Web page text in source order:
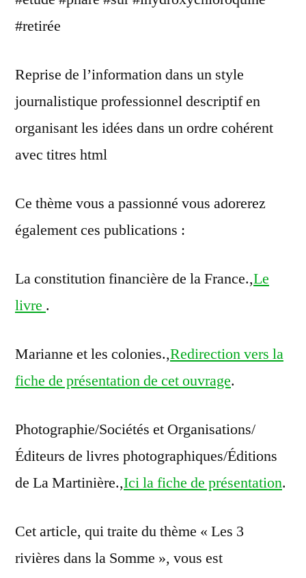
#retirée
Reprise de l’information dans un style
journalistique professionnel descriptif en
organisant les idées dans un ordre cohérent
avec titres html
Ce thème vous a passionné vous adorerez
également ces publications :
La constitution financière de la France.,Le
livre .
Marianne et les colonies.,Redirection vers la
fiche de présentation de cet ouvrage.
Photographie/Sociétés et Organisations/
Éditeurs de livres photographiques/Éditions
de La Martinière.,Ici la fiche de présentation.
Cet article, qui traite du thème « Les 3
rivières dans la Somme », vous est